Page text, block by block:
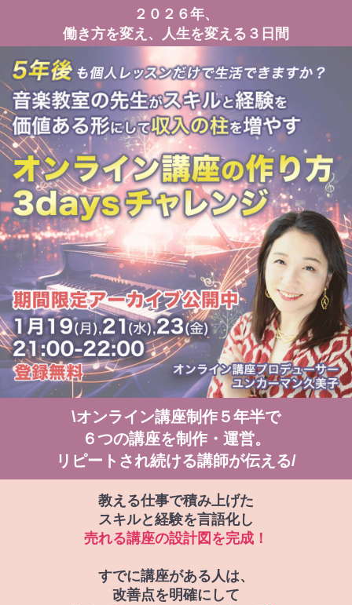
２０２６年、
働き方を変え、人生を変える３日間
\オンライン講座制作５年半で
６つの講座を制作・運営。
リピートされ続ける講師が伝える/
教える仕事で積み上げた
スキルと経験を言語化し
売れる講座の設計図を完成！
すでに講座がある人は、
改善点を明確にして